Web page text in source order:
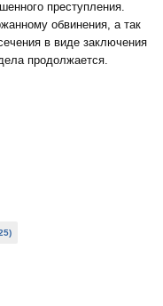
преступления.
обвинения, а так
в виде заключения
дела продолжается.